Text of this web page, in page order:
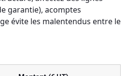
garantie), acomptes
évite les malentendus entre le